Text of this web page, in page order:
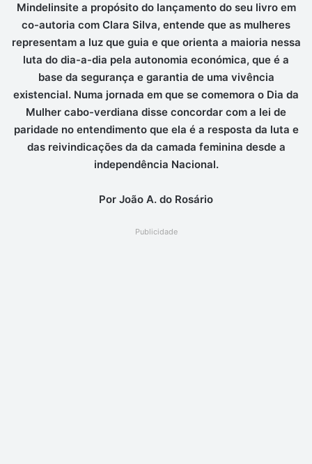
Mindelinsite a propósito do lançamento do seu livro em
co-autoria com Clara Silva, entende que as mulheres
representam a luz que guia e que orienta a maioria nessa
luta do dia-a-dia pela autonomia económica, que é a
base da segurança e garantia de uma vivência
existencial. Numa jornada em que se comemora o Dia da
Mulher cabo-verdiana disse concordar com a lei de
paridade no entendimento que ela é a resposta da luta e
das reivindicações da da camada feminina desde a
independência Nacional.
Por João A. do Rosário
Publicidade